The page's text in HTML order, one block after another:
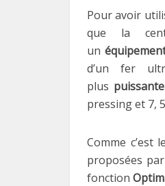
Pour avoir
que la
un
d’un fer
plus puissante
pressing et 7,
Comme c’est
proposées
fonction